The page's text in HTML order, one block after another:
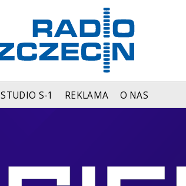
STUDIO S-1 REKLAMA O NAS